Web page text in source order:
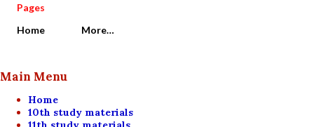
Pages
Home
More…
Main Menu
Home
10th study materials